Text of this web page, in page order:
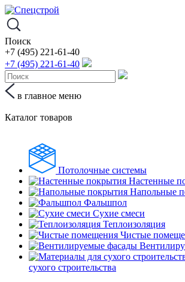
Поиск
+7 (495) 221-61-40
+7 (495) 221-61-40
в главное меню
Каталог товаров
Потолочные системы
Настенные
Напольные
Фальшпол
Сухие смеси
Теплоизоляция
Чистые
сухого строительства